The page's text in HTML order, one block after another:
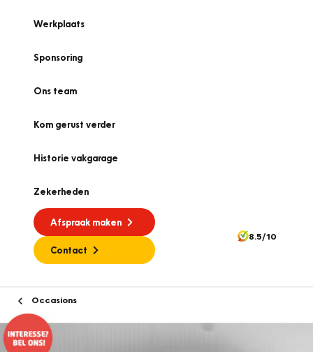
Werkplaats
Sponsoring
Ons team
Kom gerust verder
Historie vakgarage
Zekerheden
Afspraak maken
Contact
8.5/10
Occasions